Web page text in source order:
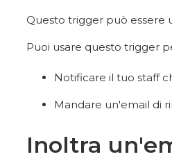
Questo trigger può essere
Puoi usare questo trigger
Notificare il tuo staff
Mandare un'email di
Inoltra